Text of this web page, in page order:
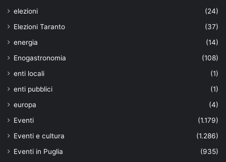
elezioni
(24)
Elezioni Taranto
(37)
energia
(14)
Enogastronomia
(108)
enti locali
(1)
enti pubblici
(1)
europa
(4)
Eventi
(1.179)
Eventi e cultura
(1.286)
Eventi in Puglia
(935)